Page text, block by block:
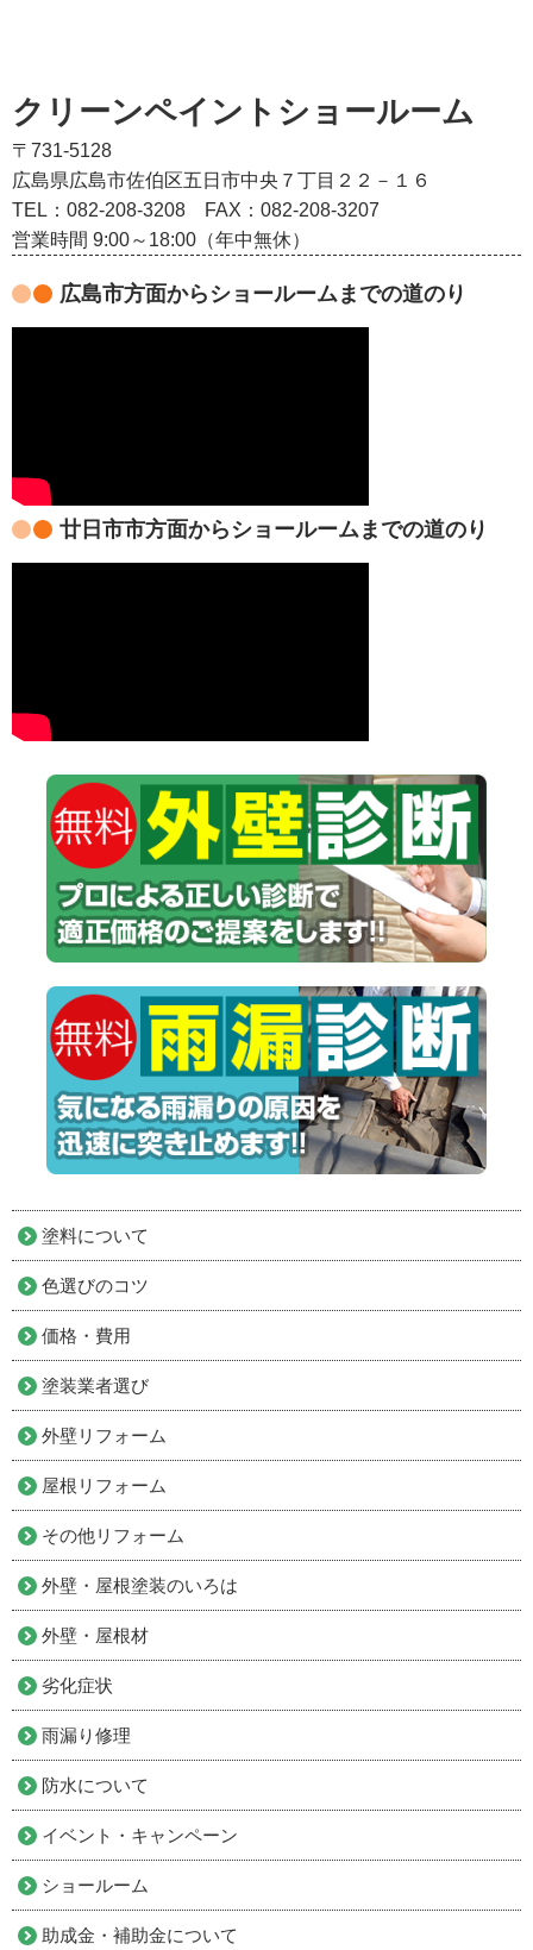
クリーンペイントショールーム
〒731-5128
広島県広島市佐伯区五日市中央７丁目２２－１６
TEL：082‐208‐3208
FAX：082-208-3207
営業時間 9:00～18:00（年中無休）
広島市方面からショールームまでの道のり
廿日市市方面からショールームまでの道のり
塗料について
色選びのコツ
価格・費用
塗装業者選び
外壁リフォーム
屋根リフォーム
その他リフォーム
外壁・屋根塗装のいろは
外壁・屋根材
劣化症状
雨漏り修理
防水について
イベント・キャンペーン
ショールーム
助成金・補助金について